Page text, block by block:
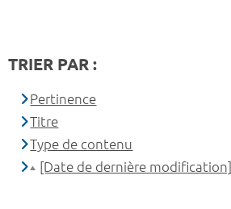
TRIER PAR :
Pertinence
Titre
Type de contenu
[Date de dernière modification]